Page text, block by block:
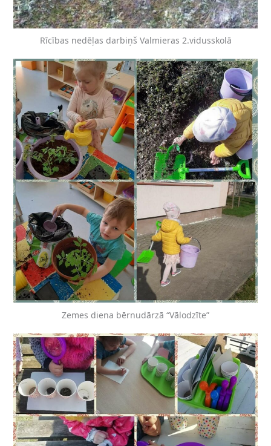
Rīcības nedēļas darbiņš Valmieras 2.vidusskolā
Zemes diena bērnudārzā “Vālodzīte”